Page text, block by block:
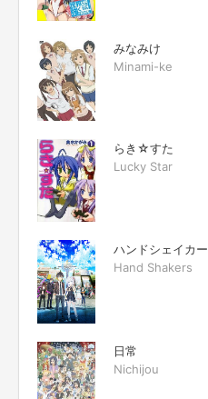
みなみけ
Minami-ke
らき☆すた
Lucky Star
ハンドシェイカー
Hand Shakers
日常
Nichijou